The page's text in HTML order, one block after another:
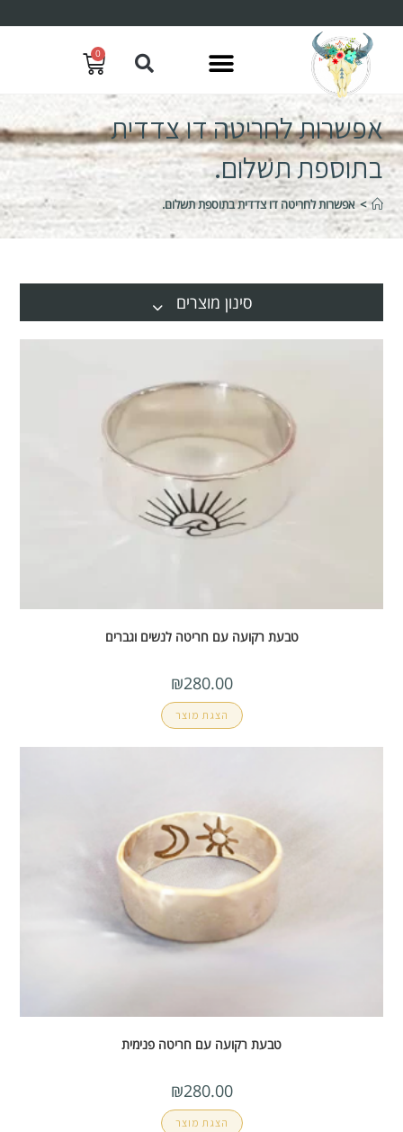
0
אפשרות לחריטה דו צדדית
בתוספת תשלום.
> אפשרות לחריטה דו צדדית בתוספת תשלום.
סינון מוצרים
טבעת רקועה עם חריטה לנשים וגברים
₪280.00
הצגת מוצר
טבעת רקועה עם חריטה פנימית
₪280.00
הצגת מוצר